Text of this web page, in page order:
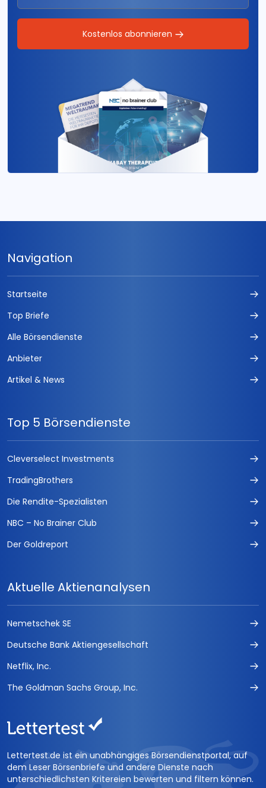
Kostenlos abonnieren
Navigation
Startseite
Top Briefe
Alle Börsendienste
Anbieter
Artikel & News
Top 5 Börsendienste
Cleverselect Investments
TradingBrothers
Die Rendite-Spezialisten
NBC – No Brainer Club
Der Goldreport
Aktuelle Aktienanalysen
Nemetschek SE
Deutsche Bank Aktiengesellschaft
Netflix, Inc.
The Goldman Sachs Group, Inc.
Lettertest.de ist ein unabhängiges Börsendienstportal, auf
dem Leser Börsenbriefe und andere Dienste nach
unterschiedlichsten Kritereien bewerten und filtern können.